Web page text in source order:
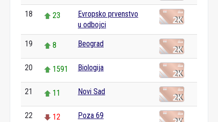
18 23
Evropsko prvenstvo
u odbojci
19 8 Beograd
20 1591 Biologija
21 11 Novi Sad
22 12 Poza 69